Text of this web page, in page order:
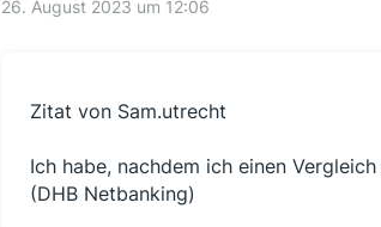
26. August 2023 um 12:06
Zitat von Sam.utrecht
Ich habe, nachdem ich einen
(DHB Netbanking)